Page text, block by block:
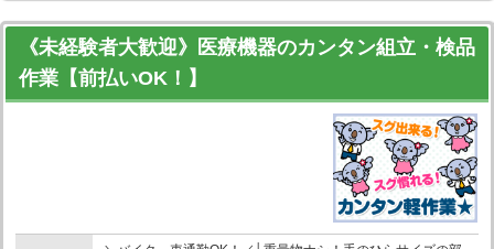
《未経験者大歓迎》医療機器のカンタン組立・検品
作業【前払いOK！】